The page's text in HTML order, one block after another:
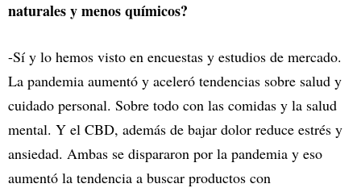
naturales y menos químicos?
-Sí y lo hemos visto en encuestas y estudios de mercado.
La pandemia aumentó y aceleró tendencias sobre salud y
cuidado personal. Sobre todo con las comidas y la salud
mental. Y el CBD, además de bajar dolor reduce estrés y
ansiedad. Ambas se dispararon por la pandemia y eso
aumentó la tendencia a buscar productos con